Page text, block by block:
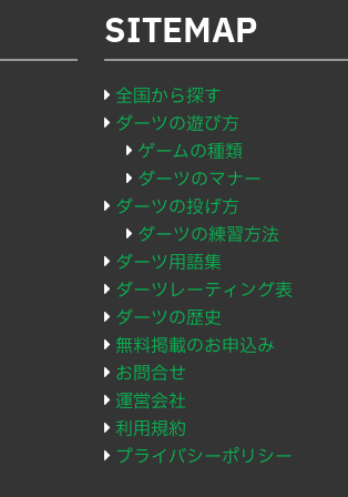
SITEMAP
全国から探す
ダーツの遊び方
ゲームの種類
ダーツのマナー
ダーツの投げ方
ダーツの練習方法
ダーツ用語集
ダーツレーティング表
ダーツの歴史
無料掲載のお申込み
お問合せ
運営会社
利用規約
プライバシーポリシー